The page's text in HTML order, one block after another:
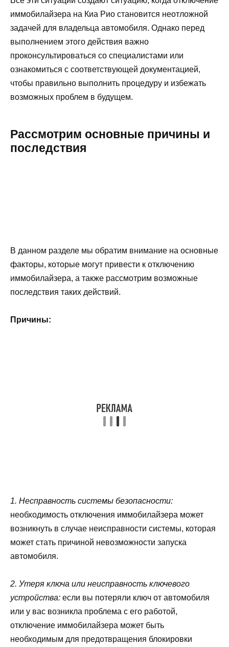
иммобилайзера на Киа Рио становится неотложной
задачей для владельца автомобиля. Однако перед
выполнением этого действия важно
проконсультироваться со специалистами или
ознакомиться с соответствующей документацией,
чтобы правильно выполнить процедуру и избежать
возможных проблем в будущем.
Рассмотрим основные причины и
последствия
В данном разделе мы обратим внимание на основные
факторы, которые могут привести к отключению
иммобилайзера, а также рассмотрим возможные
последствия таких действий.
Причины:
1. Несправность системы безопасности:
необходимость отключения иммобилайзера может
возникнуть в случае неисправности системы, которая
может стать причиной невозможности запуска
автомобиля.
2. Утеря ключа или неисправность ключевого
устройства: если вы потеряли ключ от автомобиля
или у вас возникла проблема с его работой,
отключение иммобилайзера может быть
необходимым для предотвращения блокировки